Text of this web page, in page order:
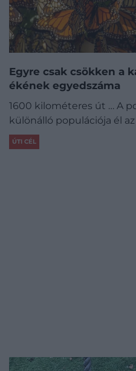
Egyre csak csökken a
ékének egyedszáma
1600 kilométeres út … A
különálló populációja él
ÚTI CÉL